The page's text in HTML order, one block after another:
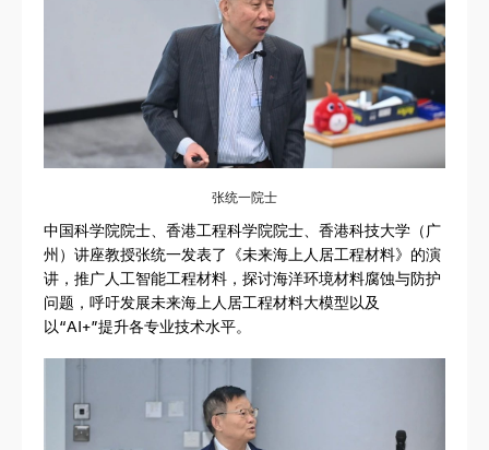
张统一院士
中国科学院院士、香港工程科学院院士、香港科技大学（广
州）讲座教授张统一发表了《未来海上人居工程材料》的演
讲，推广人工智能工程材料，探讨海洋环境材料腐蚀与防护
问题，呼吁发展未来海上人居工程材料大模型以及
以“AI+”提升各专业技术水平。